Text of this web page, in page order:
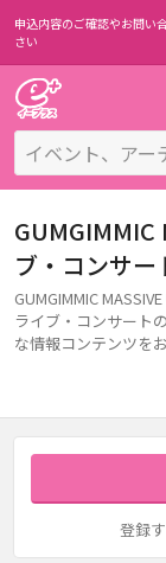
申込内容のご確認やお問い
さい
GUMGIMMIC
ブ・コンサ
GUMGIMMIC
ライブ・コンサート
な情報コンテンツを
登録